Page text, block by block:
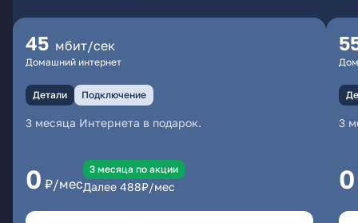
45 мбит/сек
Домашний интернет
Детали Подключение
3 месяца Интернета в подарок.
0 ₽/мес
3 месяцa по акции
Далее 488₽/мес
3
0